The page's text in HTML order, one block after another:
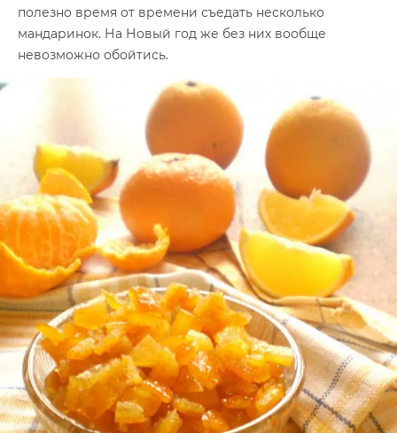
полезно время от времени съедать несколько
мандаринок. На Новый год же без них вообще
невозможно обойтись.